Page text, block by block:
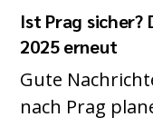
Ist Prag
2025 erneut
Gute
nach Prag